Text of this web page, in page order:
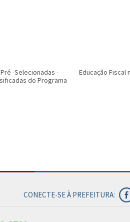
-Selecionadas -
do Programa
Educação Fiscal
CONECTE-SE À PREFEITURA: